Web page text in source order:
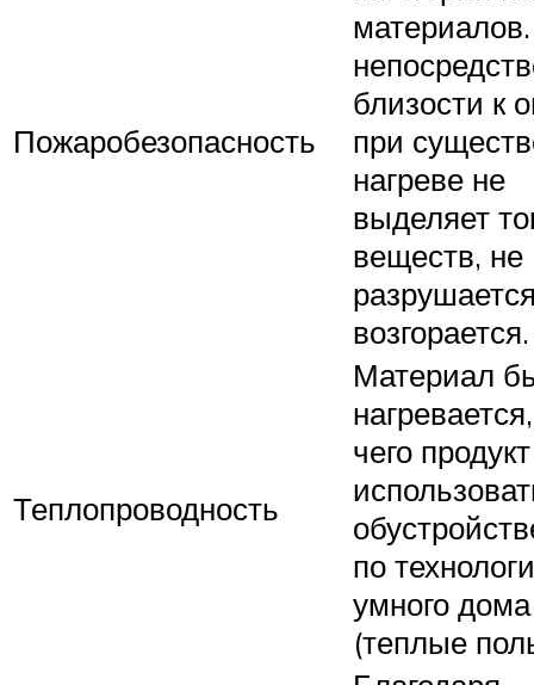
Пожаробезопасность
близости к
при
нагреве не
выделяет
веществ, не
возгорается.
Теплопроводность
Материал
чего
по
умного дома
(теплые